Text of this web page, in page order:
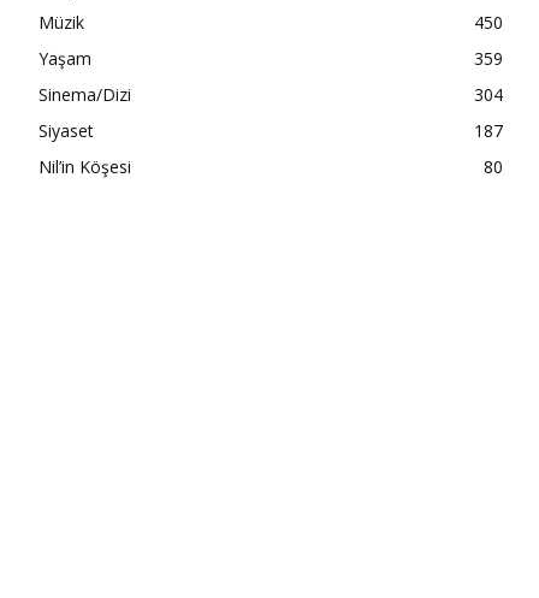
Müzik
450
Yaşam
359
Sinema/Dizi
304
Siyaset
187
Nil’in Köşesi
80